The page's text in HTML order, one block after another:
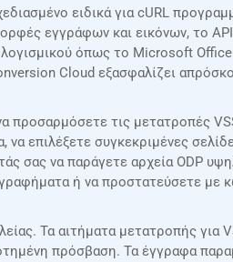
ειδικά για cURL
εγγράφων και εικόνων, το
όπως το Microsoft
Cloud εξασφαλίζει
προσαρμόσετε τις μετατροπές
επιλέξετε συγκεκριμένες
σας να παράγετε αρχεία ODP
ή να προστατεύσετε με
Τα αιτήματα μετατροπής για
πρόσβαση. Τα έγγραφα